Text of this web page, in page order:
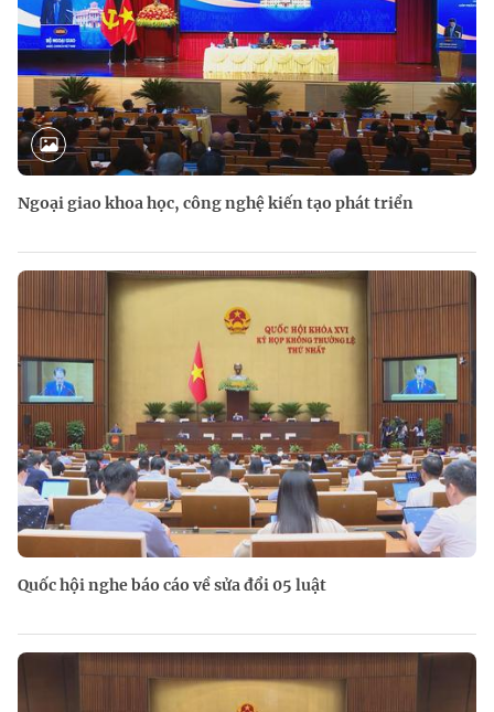
Ngoại giao khoa học, công nghệ kiến tạo phát triển
Quốc hội nghe báo cáo về sửa đổi 05 luật